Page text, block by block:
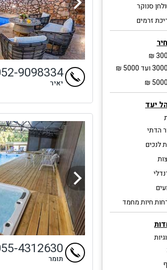
סנוקר
זרמים
יעד
הדתי
לנכים
חיות מחמד
9098334
יאיר
4312630
תומר